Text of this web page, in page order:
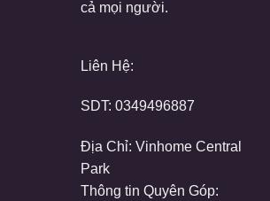
cả mọi người.
Liên Hệ:
SDT: 0349496887
Địa Chỉ: Vinhome Central
Park
Thông tin Quyên Góp: